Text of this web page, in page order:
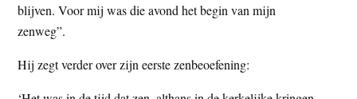
blijven. Voor mij was die avond het begin van mijn
zenweg”.
Hij zegt verder over zijn eerste zenbeoefening: